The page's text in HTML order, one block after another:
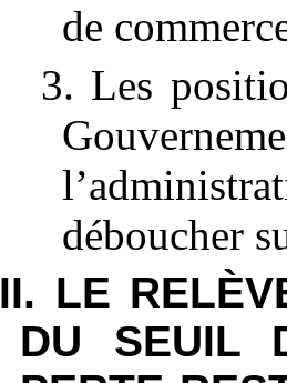
de
3. Les
déboucher
II. LE
DU SEUIL